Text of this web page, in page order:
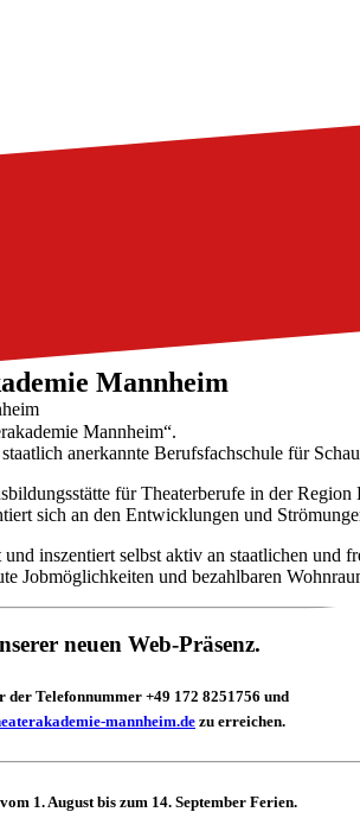
Mannheim
Mannheim“.
anerkannte Berufsfachschule für
für Theaterberufe in der
sich an den Entwicklungen und
und inszentiert selbst aktiv an staatlichen
Jobmöglichkeiten und bezahlbaren
neuen Web-Präsenz.
Telefonnummer +49 172 8251756 und
mannheim.de zu erreichen.
vom 1. August bis zum 14. September Ferien.